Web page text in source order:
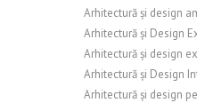
Arhitectură și design
Arhitectură și Design
Arhitectură și design
Arhitectură și Design
Arhitectură și design